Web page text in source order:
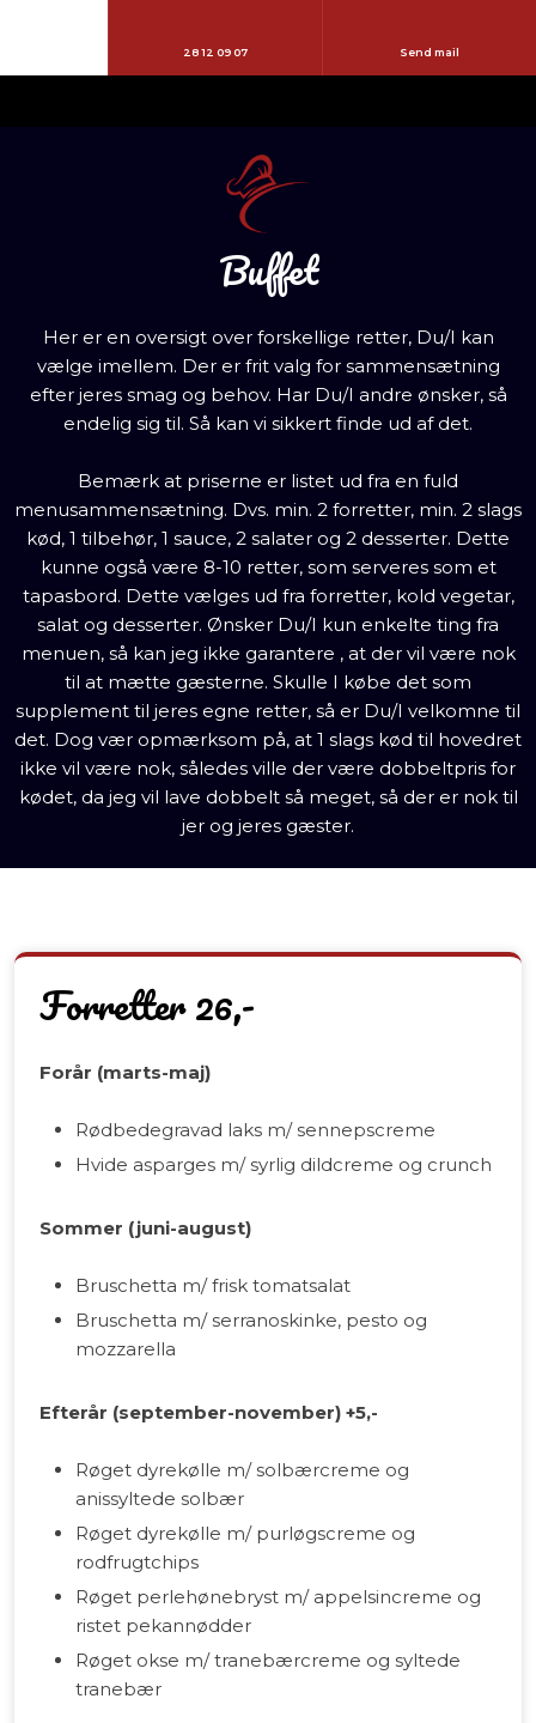
28 12 09 07 Send mail
Buffet
Her er en oversigt over forskellige retter, Du/I kan
vælge imellem. Der er frit valg for sammensætning
efter jeres smag og behov. Har Du/I andre ønsker, så
endelig sig til. Så kan vi sikkert finde ud af det.
Bemærk at priserne er listet ud fra en fuld
menusammensætning. Dvs. min. 2 forretter, min. 2 slags
kød, 1 tilbehør, 1 sauce, 2 salater og 2 desserter. Dette
kunne også være 8-10 retter, som serveres som et
tapasbord. Dette vælges ud fra forretter, kold vegetar,
salat og desserter. Ønsker Du/I kun enkelte ting fra
menuen, så kan jeg ikke garantere , at der vil være nok
til at mætte gæsterne. Skulle I købe det som
supplement til jeres egne retter, så er Du/I velkomne til
det. Dog vær opmærksom på, at 1 slags kød til hovedret
ikke vil være nok, således ville der være dobbeltpris for
kødet, da jeg vil lave dobbelt så meget, så der er nok til
jer og jeres gæster.
Forretter 26,-
Forår (marts-maj)
Rødbedegravad laks m/ sennepscreme
Hvide asparges m/ syrlig dildcreme og crunch
Sommer (juni-august)
Bruschetta m/ frisk tomatsalat
Bruschetta m/ serranoskinke, pesto og
mozzarella
Efterår (september-november) +5,-
Røget dyrekølle m/ solbærcreme og
anissyltede solbær
Røget dyrekølle m/ purløgscreme og
rodfrugtchips
Røget perlehønebryst m/ appelsincreme og
ristet pekannødder
Røget okse m/ tranebærcreme og syltede
tranebær